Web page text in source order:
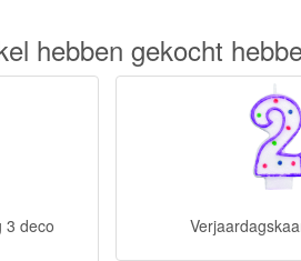
hebben gekocht
3 deco